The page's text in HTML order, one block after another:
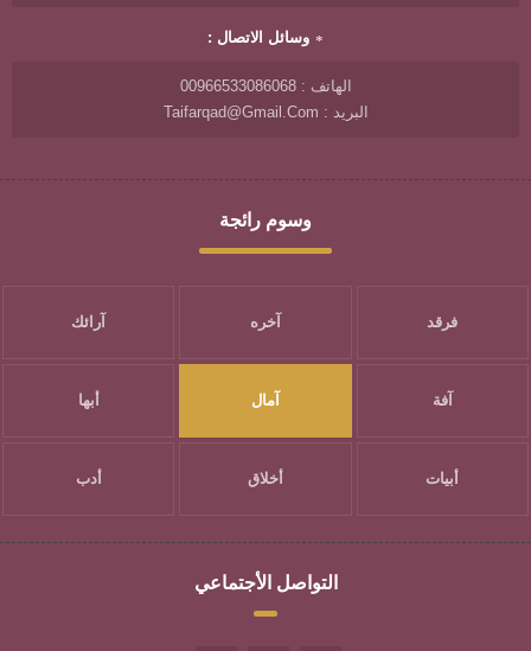
وسائل الاتصال :
الهاتف : 00966533086068
البريد : Taifarqad@gmail.com
وسوم رائجة
فرقد آخره آرائك
آفة آمال أبها
أبيات أخلاق أدب
التواصل الأجتماعي